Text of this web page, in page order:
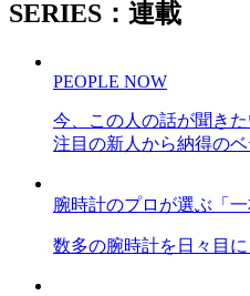
SERIES：連載
PEOPLE NOW
今、この人の話が聞き
注目の新人から納得の
腕時計のプロが選ぶ「一
数多の腕時計を日々目